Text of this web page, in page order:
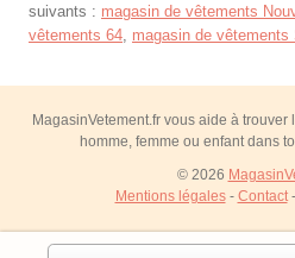
suivants : magasin de vêtements
vêtements 64 magasin de vêtements
MagasinVetement.fr vous aide à
homme, femme ou enfant dans
© 2026
Mentions légales- Contact-